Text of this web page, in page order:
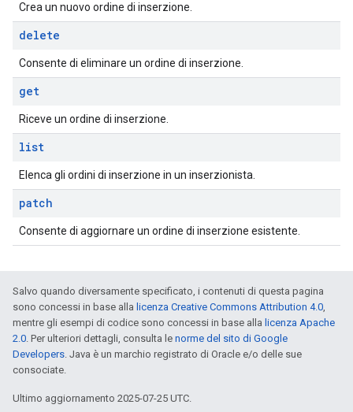
Crea un nuovo ordine di inserzione.
delete
Consente di eliminare un ordine di inserzione.
get
Riceve un ordine di inserzione.
list
Elenca gli ordini di inserzione in un inserzionista.
patch
Consente di aggiornare un ordine di inserzione esistente.
Salvo quando diversamente specificato, i contenuti di questa pagina
sono concessi in base alla licenza Creative Commons Attribution 4.0,
mentre gli esempi di codice sono concessi in base alla licenza Apache
2.0. Per ulteriori dettagli, consulta le norme del sito di Google
Developers. Java è un marchio registrato di Oracle e/o delle sue
consociate.
Ultimo aggiornamento 2025-07-25 UTC.